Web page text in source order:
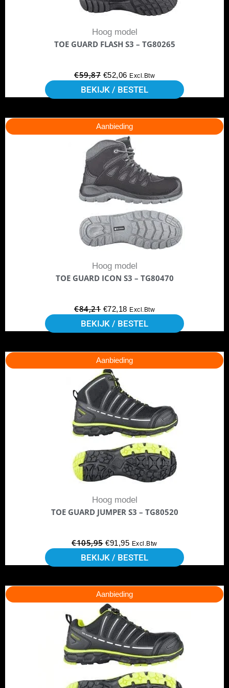
Hoog model
TOE GUARD FLASH S3 – TG80265
€59,87 €52,06 Excl.Btw
BEKIJK / BESTEL
gekozen
op
de
Aanbieding
Hoog model
TOE GUARD ICON S3 – TG80470
€84,21
Oorspronkelijke
prijs
was:
€84,21.
€72,18
Huidige
prijs
is:
€72,18.
Excl.Btw
BEKIJK / BESTEL
Dit
product
heeft
meerdere
variaties.
Deze
optie
kan
gekozen
op
de
Aanbieding
Hoog model
TOE GUARD JUMPER S3 – TG80520
€105,95
Oorspronkelijke
prijs
was:
€105,95.
€91,95
Huidige
€91,95.
Excl.Btw
BEKIJK / BESTEL
Dit
product
heeft
meerdere
variaties.
Deze
optie
kan
gekozen
op
de
Aanbieding
Oorspronkelijke
prijs
was:
€93,81.
Huidige
is:
€80,33.
Dit
product
heeft
meerdere
variaties.
Deze
optie